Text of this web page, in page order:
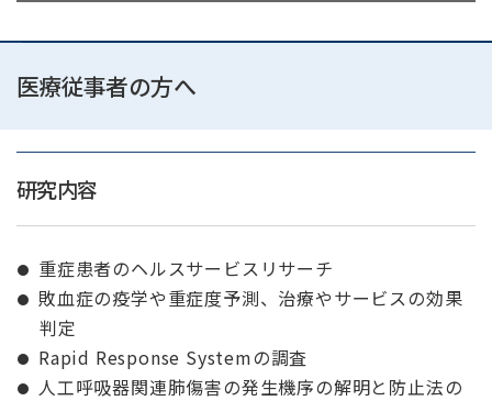
医療従事者の方へ
研究内容
重症患者のヘルスサービスリサーチ
敗血症の疫学や重症度予測、治療やサービスの効果
判定
Rapid Response Systemの調査
人工呼吸器関連肺傷害の発生機序の解明と防止法の